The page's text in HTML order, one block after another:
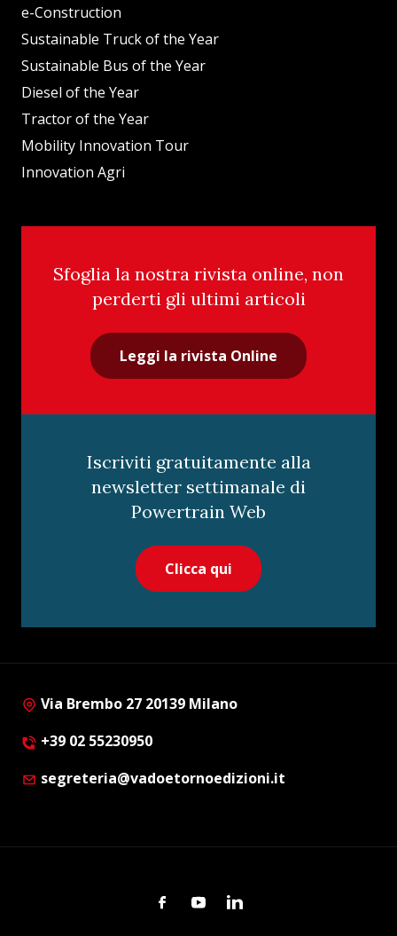
e-Construction
Sustainable Truck of the Year
Sustainable Bus of the Year
Diesel of the Year
Tractor of the Year
Mobility Innovation Tour
Innovation Agri
Sfoglia la nostra rivista online, non
perderti gli ultimi articoli
Leggi la rivista Online
Iscriviti gratuitamente alla
newsletter settimanale di
Powertrain Web
Clicca qui
Via Brembo 27 20139 Milano
+39 02 55230950
segreteria@vadoetornoedizioni.it
FacebookYoutubeLinkedin